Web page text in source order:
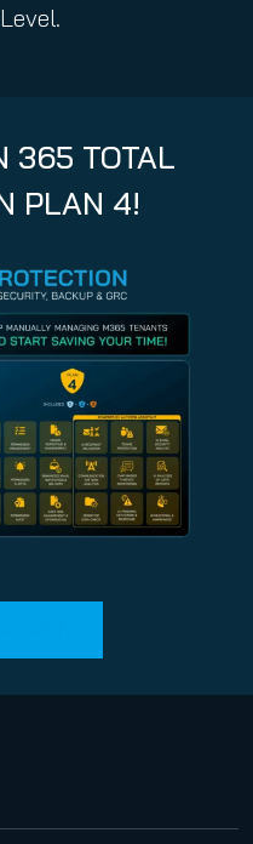
365 TOTAL
PLAN 4!